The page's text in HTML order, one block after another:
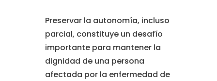
Preservar la autonomía, incluso
parcial, constituye un desafío
importante para mantener la
dignidad de una persona
afectada por la enfermedad de